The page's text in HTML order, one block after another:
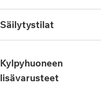
säilytystilat
kylpyhuoneen
lisävarusteet